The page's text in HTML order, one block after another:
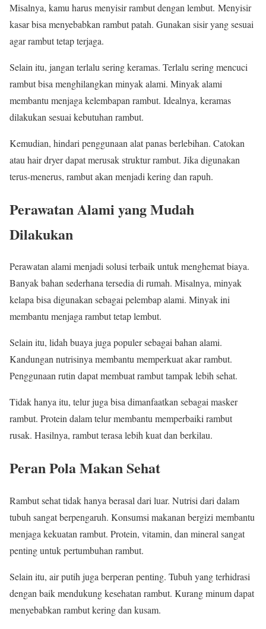
Misalnya, kamu harus menyisir rambut dengan lembut. Menyisir
kasar bisa menyebabkan rambut patah. Gunakan sisir yang sesuai
agar rambut tetap terjaga.
Selain itu, jangan terlalu sering keramas. Terlalu sering mencuci
rambut bisa menghilangkan minyak alami. Minyak alami
membantu menjaga kelembapan rambut. Idealnya, keramas
dilakukan sesuai kebutuhan rambut.
Kemudian, hindari penggunaan alat panas berlebihan. Catokan
atau hair dryer dapat merusak struktur rambut. Jika digunakan
terus-menerus, rambut akan menjadi kering dan rapuh.
Perawatan Alami yang Mudah
Dilakukan
Perawatan alami menjadi solusi terbaik untuk menghemat biaya.
Banyak bahan sederhana tersedia di rumah. Misalnya, minyak
kelapa bisa digunakan sebagai pelembap alami. Minyak ini
membantu menjaga rambut tetap lembut.
Selain itu, lidah buaya juga populer sebagai bahan alami.
Kandungan nutrisinya membantu memperkuat akar rambut.
Penggunaan rutin dapat membuat rambut tampak lebih sehat.
Tidak hanya itu, telur juga bisa dimanfaatkan sebagai masker
rambut. Protein dalam telur membantu memperbaiki rambut
rusak. Hasilnya, rambut terasa lebih kuat dan berkilau.
Peran Pola Makan Sehat
Rambut sehat tidak hanya berasal dari luar. Nutrisi dari dalam
tubuh sangat berpengaruh. Konsumsi makanan bergizi membantu
menjaga kekuatan rambut. Protein, vitamin, dan mineral sangat
penting untuk pertumbuhan rambut.
Selain itu, air putih juga berperan penting. Tubuh yang terhidrasi
dengan baik mendukung kesehatan rambut. Kurang minum dapat
menyebabkan rambut kering dan kusam.